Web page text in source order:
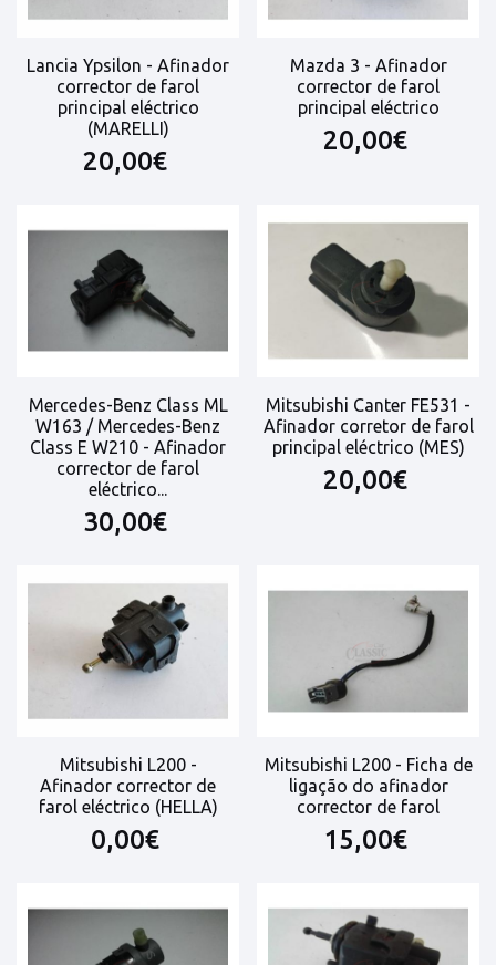
Lancia Ypsilon - Afinador
corrector de farol
principal eléctrico
(MARELLI)
20,00€
Mazda 3 - Afinador
corrector de farol
principal eléctrico
20,00€
Mercedes-Benz Class ML
W163 / Mercedes-Benz
Class E W210 - Afinador
corrector de farol
eléctrico...
30,00€
Mitsubishi Canter FE531 -
Afinador corretor de farol
principal eléctrico (MES)
20,00€
Mitsubishi L200 -
Afinador corrector de
farol eléctrico (HELLA)
0,00€
Mitsubishi L200 - Ficha de
ligação do afinador
corrector de farol
15,00€